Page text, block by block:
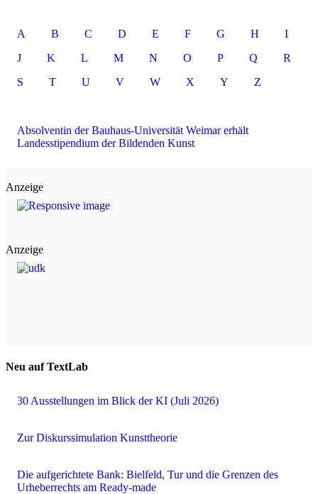
A B C D E F G H
I
J
K L M N O P Q
R
S
T U V W X Y Z
Absolventin der Bauhaus-Universität Weimar erhält
Landesstipendium der Bildenden Kunst
Anzeige
Anzeige
Neu auf TextLab
30 Ausstellungen im Blick der KI (Juli 2026)
Zur Diskurssimulation Kunsttheorie
Die aufgerichtete Bank: Bielfeld, Tur und die Grenzen des
Urheberrechts am Ready-made